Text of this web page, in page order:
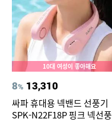
10대 여성이 좋아해요
8% 13,310
싸파 휴대용 넥밴드 선풍기
SPK-N22F18P 핑크 넥선풍